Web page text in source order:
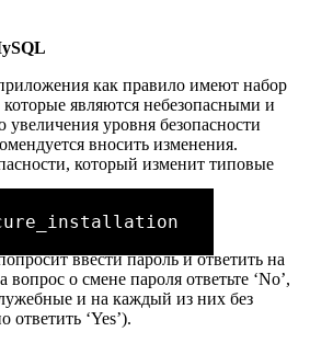
как правило имеют набор
которые являются небезопасными и
уровня безопасности
вносить изменения.
который изменит типовые
ввести пароль и ответить на
о смене пароля ответьте ‘No’,
и на каждый из них без
‘Yes’).